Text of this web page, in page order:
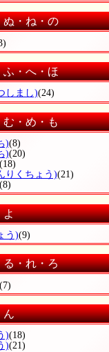
ぬ・ね・の
ふ・へ・ほ
しまし)(24)
む・め・も
)(8)
)(20)
(18)
りくちょう)(21)
(8)
よ
う)(9)
る・れ・ろ
(7)
ん
)(18)
)(21)